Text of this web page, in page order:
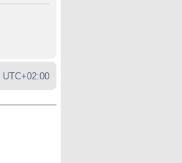
UTC+02:00